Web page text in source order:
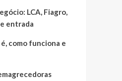
LCA, Fiagro,
entrada
como funciona e